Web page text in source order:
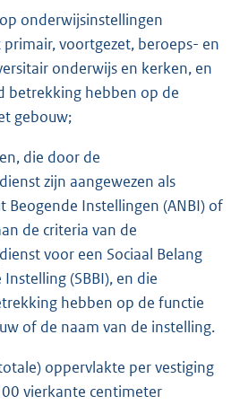
onderwijsinstellingen
voortgezet, beroeps- en
onderwijs en kerken, en
betrekking hebben op de
gebouw;
die door de
zijn aangewezen als
Beogende Instellingen (ANBI) of
de criteria van de
voor een Sociaal Belang
(SBBI), en die
hebben op de functie
of de naam van de instelling.
oppervlakte per vestiging
vierkante centimeter